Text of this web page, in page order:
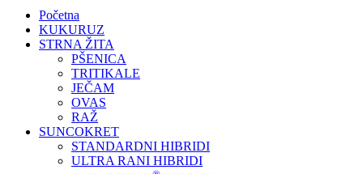
Početna
KUKURUZ
STRNA ŽITA
PŠENICA
TRITIKALE
JEČAM
OVAS
RAŽ
SUNCOKRET
STANDARDNI HIBRIDI
ULTRA RANI HIBRIDI